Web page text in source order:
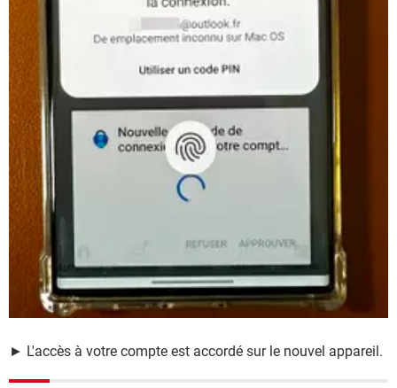
► L'accès à votre compte est accordé sur le nouvel appareil.